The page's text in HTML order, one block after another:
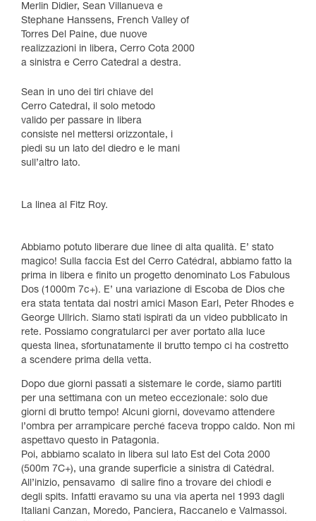
Merlin Didier, Sean Villanueva e
Stephane Hanssens, French Valley of
Torres Del Paine, due nuove
realizzazioni in libera, Cerro Cota 2000
a sinistra e Cerro Catedral a destra.
Sean in uno dei tiri chiave del
Cerro Catedral, il solo metodo
valido per passare in libera
consiste nel mettersi orizzontale, i
piedi su un lato del diedro e le mani
sull’altro lato.
La linea al Fitz Roy.
Abbiamo potuto liberare due linee di alta qualità. E’ stato
magico! Sulla faccia Est del Cerro Catédral, abbiamo fatto la
prima in libera e finito un progetto denominato Los Fabulous
Dos (1000m 7c+). E’ una variazione di Escoba de Dios che
era stata tentata dai nostri amici Mason Earl, Peter Rhodes e
George Ullrich. Siamo stati ispirati da un video pubblicato in
rete. Possiamo congratularci per aver portato alla luce
questa linea, sfortunatamente il brutto tempo ci ha costretto
a scendere prima della vetta.
Dopo due giorni passati a sistemare le corde, siamo partiti
per una settimana con un meteo eccezionale: solo due
giorni di brutto tempo! Alcuni giorni, dovevamo attendere
l’ombra per arrampicare perché faceva troppo caldo. Non mi
aspettavo questo in Patagonia.
Poi, abbiamo scalato in libera sul lato Est del Cota 2000
(500m 7C+), una grande superficie a sinistra di Catédral.
All’inizio, pensavamo di salire fino a trovare dei chiodi e
degli spits. Infatti eravamo su una via aperta nel 1993 dagli
Italiani Canzan, Moredo, Panciera, Raccanelo e Valmassoi.